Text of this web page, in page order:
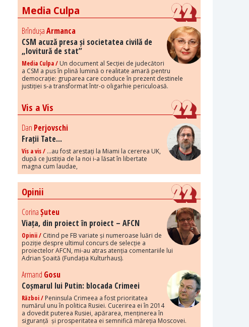
Media Culpa
BrîndușaArmanca
CSM acuză presa și societatea civilă de
„lovitură de stat”
Media Culpa / Un document al Secției de judecători
a CSM a pus în plină lumină o realitate amară pentru
democrație: gruparea care conduce în prezent destinele
justiției s-a transformat într-o oligarhie periculoasă.
Vis a Vis
Dan Perjovschi
Frații Tate...
Vis a vis / ...au fost arestați la Miami la cererea UK,
după ce Justiția de la noi i-a lăsat în libertate
magna cum laudae,
Opinii
CorinaȘuteu
Viața, din proiect în proiect – AFCN
Opinii / Citind pe FB variate și numeroase luări de
poziție despre ultimul concurs de selecție a
proiectelor AFCN, mi-au atras atenția comentariile lui
Adrian Șoaită (Fundația Kulturhaus).
Armand Gosu
Coșmarul lui Putin: blocada Crimeei
Război / Peninsula Crimeea a fost prioritatea
numărul unu în politica Rusiei. Cucerirea ei în 2014
a dovedit puterea Rusiei, apărarea, menținerea în
siguranță și prosperitatea ei semnifică măreția Moscovei.